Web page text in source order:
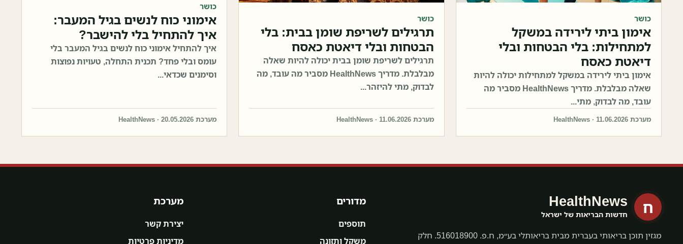
כושר
אימון ביתי לירידה במשקל
למתחילות: בלי הבטחות ובלי
דיאטת כאסח
אימון ביתי לירידה במשקל למתחילות יכולה להיות
שאלה מבלבלת. מדריך HealthNews מסביר מה
עובד, מה לבדוק, מתי...
מערכת HealthNews · 11.06.2026
כושר
תרגילים לשריפת שומן בבית: בלי
הבטחות ובלי דיאטת כאסח
תרגילים לשריפת שומן בבית יכולה להיות שאלה
מבלבלת. מדריך HealthNews מסביר מה עובד, מה
לבדוק, מתי להיזהר...
מערכת HealthNews · 11.06.2026
כושר
אימוני כוח לנשים בגיל המעבר:
איך להתחיל בלי להישבר?
איך להתחיל אימוני כוח לנשים בגיל המעבר בלי
עומס ובלי פחד? תכנית התחלה, טעויות נפוצות
וסימנים שכדאי...
מערכת HealthNews · 20.05.2026
ח HealthNews
חדשות הבריאות של ישראל
מגזין תוכן בריאותי בעברית מבית בריאותלי בע״מ, ח.פ. 516018900. חלק
מדורים
תוספים
משקל ותזונה
מערכת
יצירת קשר
מדיניות פרטיות